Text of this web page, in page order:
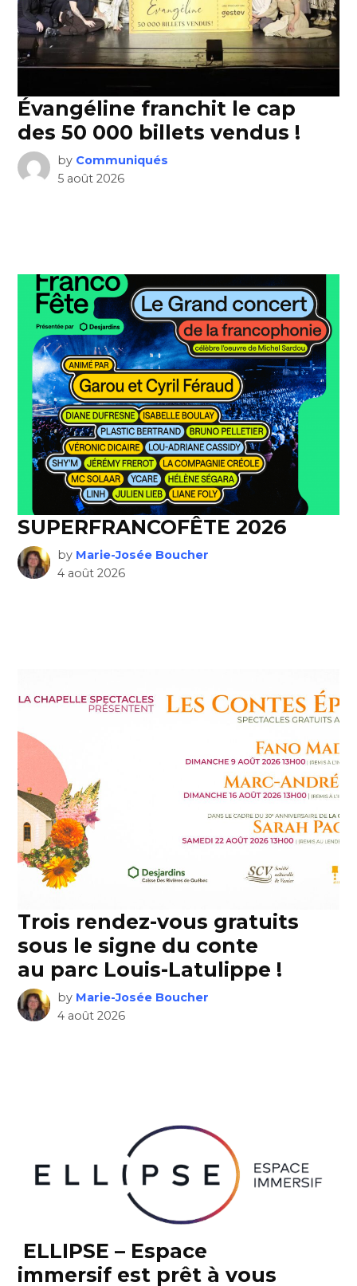
Évangéline franchit le cap
des 50 000 billets vendus !
by Communiqués
5 août 2026
SUPERFRANCOFÊTE 2026
by Marie-Josée Boucher
4 août 2026
Trois rendez-vous gratuits
sous le signe du conte
au parc Louis-Latulippe !
by Marie-Josée Boucher
4 août 2026
ELLIPSE – Espace
immersif est prêt à vous